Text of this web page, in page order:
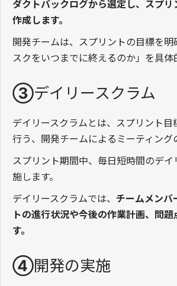
ダクトバックログから選定し、スプリ
作成します。
開発チームは、スプリントの目標を明
スクをいつまでに終えるのか」を具体
③デイリースクラム
デイリースクラムとは、スプリント目
行う、開発チームによるミーティング
スプリント期間中、毎日短時間のデイ
施します。
デイリースクラムでは、 チームメンバ
トの進行状況や今後の作業計画、問
す。
④開発の実施